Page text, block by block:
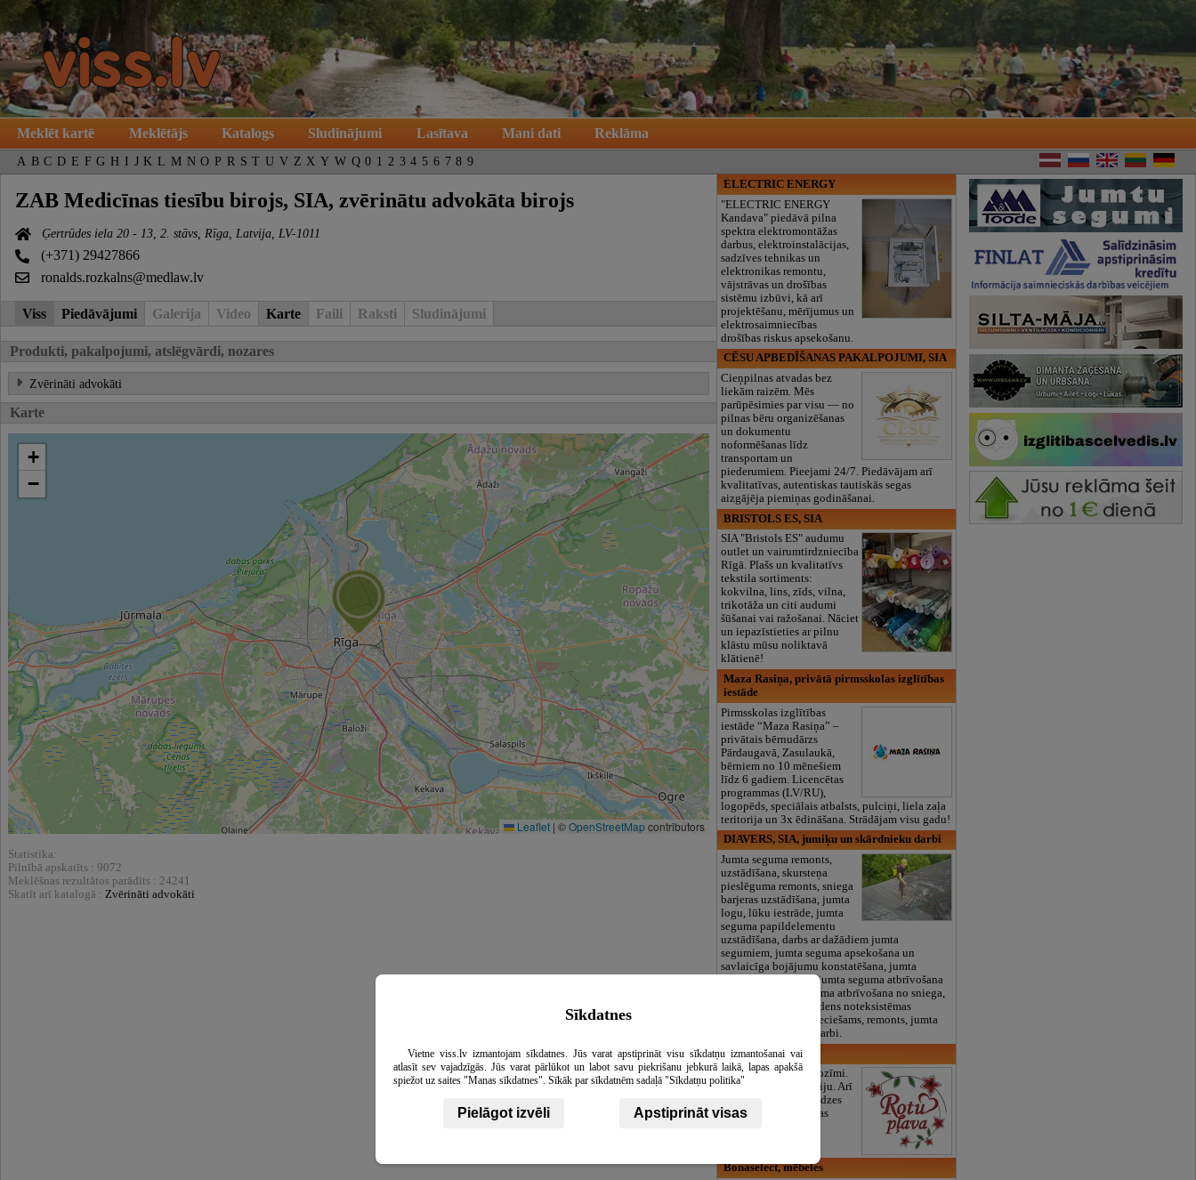
Meklēt kartē Meklētājs Katalogs Sludinājumi Lasītava Mani dati Reklāma
A B C D E F G H I J K L M N O P R S T U V Z X Y W Q 0 1 2 3 4 5 6 7 8 9
ZAB Medicīnas tiesību birojs, SIA, zvērinātu advokāta birojs
Ģertrūdes iela 20 - 13, 2. stāvs, Rīga, Latvija, LV-1011
(+371) 29427866
ronalds.rozkalns@medlaw.lv
Viss Piedāvājumi Galerija Video Karte Faili Raksti Sludinājumi
Produkti, pakalpojumi, atslēgvārdi, nozares
Zvērināti advokāti
Karte
+
−
Leaflet | ©OpenStreetMapcontributors
Statistika:
Pilnībā apskatīts : 9072
Meklēšnas rezultātos parādīts : 24241
Skatīt arī katalogā : Zvērināti advokāti
ELECTRIC ENERGY
"ELECTRIC ENERGY
Kandava" piedāvā pilna
spektra elektromontāžas
darbus, elektroinstalācijas,
sadzīves tehnikas un
elektronikas remontu,
vājstrāvas un drošības
sistēmu izbūvi, kā arī
projektēšanu, mērījumus un
elektrosaimniecības
drošības riskus apsekošanu.
CĒSU APBEDĪŠANAS PAKALPOJUMI, SIA
Cieņpilnas atvadas bez
liekām raizēm. Mēs
parūpēsimies par visu — no
pilnas bēru organizēšanas
un dokumentu
noformēšanas līdz
transportam un
piederumiem. Pieejami 24/7. Piedāvājam arī
kvalitatīvas, autentiskas tautiskās segas
aizgājēja piemiņas godināšanai.
BRISTOLS ES, SIA
SIA "Bristols ES" audumu
outlet un vairumtirdzniecība
Rīgā. Plašs un kvalitatīvs
tekstila sortiments:
kokvilna, lins, zīds, vilna,
trikotāža un citi audumi
šūšanai vai ražošanai. Nāciet
un iepazīstieties ar pilnu
klāstu mūsu noliktavā
klātienē!
Maza Rasiņa, privātā pirmsskolas izglītības
iestāde
Pirmsskolas izglītības
iestāde “Maza Rasiņa” –
privātais bērnudārzs
Pārdaugavā, Zasulaukā,
bērniem no 10 mēnešiem
līdz 6 gadiem. Licencētas
programmas (LV/RU),
logopēds, speciālais atbalsts, pulciņi, liela zaļa
teritorija un 3x ēdināšana. Strādājam visu gadu!
DIAVERS, SIA, jumiķu un skārdnieku darbi
Jumta seguma remonts,
uzstādīšana, skursteņa
pieslēguma remonts, sniega
barjeras uzstādīšana, jumta
logu, lūku iestrāde, jumta
seguma papildelementu
uzstādīšana, darbs ar dažādiem jumta
segumiem, jumta seguma apsekošana un
savlaicīga bojājumu konstatēšana, jumta
seguma mazgāšana, jumta seguma atbrīvošana
no sūnas, jumta seguma atbrīvošana no sniega,
apledojuma, lietus ūdens noteksistēmas
attīrīšana un, ja nepieciešams, remonts, jumta
seguma krāsošanas darbi.
Rotu pļava
Dabīgie akmeņi ar nozīmi.
Rotas ar dabas enerģiju. Arī
personīgās rokassprādzes
pēc Taviem dzimšanas
Bonaselect, mēbeles
Sīkdatnes
Vietne viss.lv izmantojam sīkdatnes. Jūs varat apstiprināt visu sīkdatņu izmantošanai vai
atlasīt sev vajadzīgās. Jūs varat pārlūkot un labot savu piekrišanu jebkurā laikā, lapas apakšā
spiežot uz saites "Manas sīkdatnes". Sīkāk par sīkdatnēm sadaļā "Sīkdatņu politika"
Pielāgot izvēli Apstiprināt visas